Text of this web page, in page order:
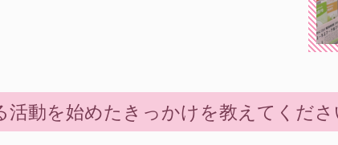
動を始めたきっかけを教えてくださ